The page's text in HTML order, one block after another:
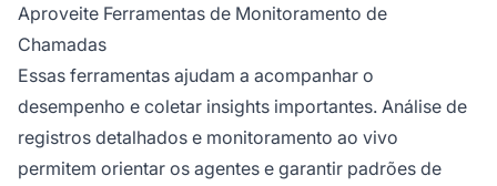
Aproveite Ferramentas de Monitoramento de
Chamadas
Essas ferramentas ajudam a acompanhar o
desempenho e coletar insights importantes. Análise de
registros detalhados e monitoramento ao vivo
permitem orientar os agentes e garantir padrões de